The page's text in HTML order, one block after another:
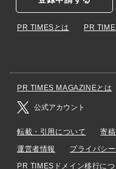
PR TIMESとは PR
PR TIMES MAGAZINEとは
公式アカウント
転載・引用について 寄
運営者情報
プライバシ
PR TIMESドメイン移行につ